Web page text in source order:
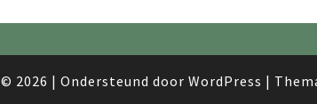
© 2026 | Ondersteund door WordPress |